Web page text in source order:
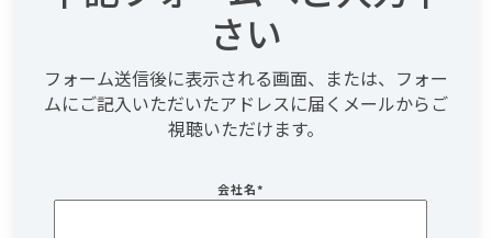
さい
フォーム送信後に表示される画面、または、フォー
ムにご記入いただいたアドレスに届くメールからご
視聴いただけます。
会社名*